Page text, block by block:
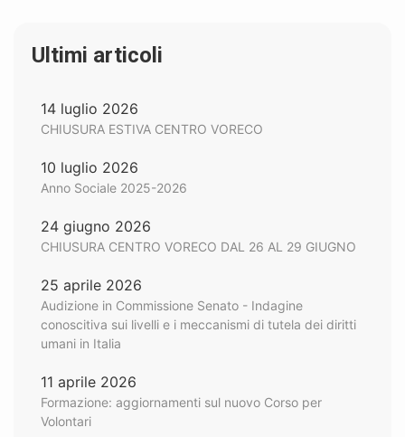
Ultimi articoli
14 luglio 2026
CHIUSURA ESTIVA CENTRO VORECO
10 luglio 2026
Anno Sociale 2025-2026
24 giugno 2026
CHIUSURA CENTRO VORECO DAL 26 AL 29 GIUGNO
25 aprile 2026
Audizione in Commissione Senato - Indagine
conoscitiva sui livelli e i meccanismi di tutela dei diritti
umani in Italia
11 aprile 2026
Formazione: aggiornamenti sul nuovo Corso per
Volontari